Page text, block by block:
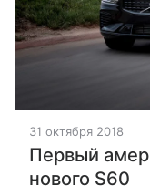
31 октября 2018
Первый
нового S60